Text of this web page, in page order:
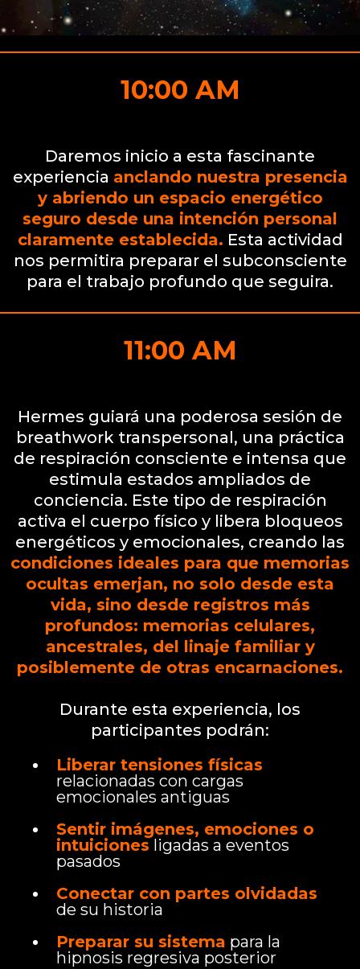
10:00 AM
Daremos inicio a esta fascinante
experiencia anclando nuestra presencia
y abriendo un espacio energético
seguro desde una intención personal
claramente establecida. Esta actividad
nos permitira preparar el subconsciente
para el trabajo profundo que seguira.
11:00 AM
Hermes guiará una poderosa sesión de
breathwork transpersonal, una práctica
de respiración consciente e intensa que
estimula estados ampliados de
conciencia. Este tipo de respiración
activa el cuerpo físico y libera bloqueos
energéticos y emocionales, creando las
condiciones ideales para que memorias
ocultas emerjan, no solo desde esta
vida, sino desde registros más
profundos: memorias celulares,
ancestrales, del linaje familiar y
posiblemente de otras encarnaciones.
Durante esta experiencia, los
participantes podrán:
Liberar tensiones físicas
relacionadas con cargas
emocionales antiguas
Sentir imágenes, emociones o
intuiciones ligadas a eventos
pasados
Conectar con partes olvidadas
de su historia
Preparar su sistema para la
hipnosis regresiva posterior